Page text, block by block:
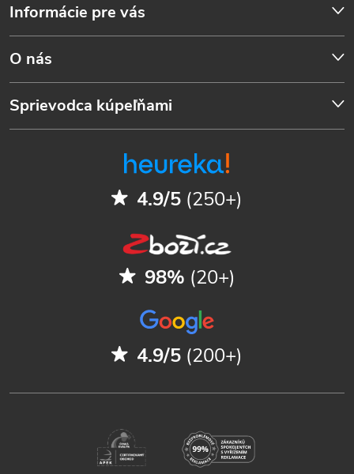
Informácie pre vás
O nás
Sprievodca kúpeľňami
4.9/5 (250+)
98% (20+)
4.9/5 (200+)